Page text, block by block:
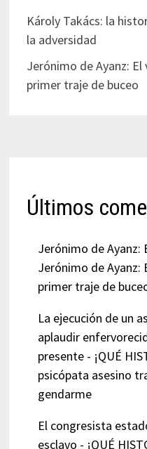
Károly Takács: la
la adversidad
Jerónimo de Ayanz:
primer traje de buceo
Últimos
Jerónimo de Ayanz:
Jerónimo de Ayanz:
primer traje de
La ejecución de un
aplaudir
presente - ¡QUÉ
psicópata asesino
gendarme
El congresista
esclavo - ¡QUÉ